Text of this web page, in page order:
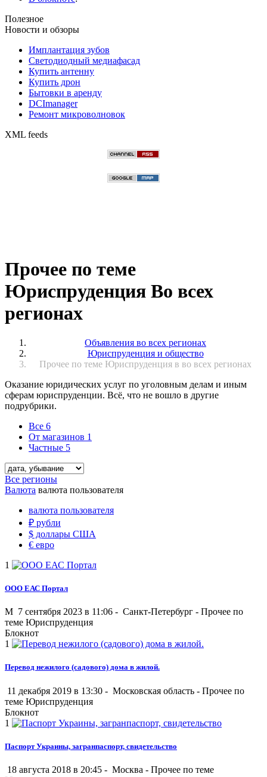
Полезное
Новости и обзоры
Имплантация зубов
Светодиодный медиафасад
Купить антенну
Купить дрон
Бытовки в аренду
DCImanager
Ремонт микроволновок
XML feeds
Прочее по теме
Юриспруденция Во всех
регионах
Объявления во всех регионах
Юриспруденция и общество
Прочее по теме Юриспруденция в во всех регионах
Оказание юридических услуг по уголовным делам и иным
сферам юриспруденции. Всё, что не вошло в другие
подрубрики.
Все 6
От магазинов 1
Частные 5
Все регионы
Валюта валюта пользователя
валюта пользователя
₽ рубли
$ доллары США
€ евро
1
ООО ЕАС Портал
M 7 сентября 2023 в 11:06 - Санкт-Петербург - Прочее по
теме Юриспруденция
Блокнот
1
Перевод нежилого (садового) дома в жилой.
11 декабря 2019 в 13:30 - Московская область - Прочее по
теме Юриспруденция
Блокнот
1
Паспорт Украины, загранпаспорт, свидетельство
18 августа 2018 в 20:45 - Москва - Прочее по теме